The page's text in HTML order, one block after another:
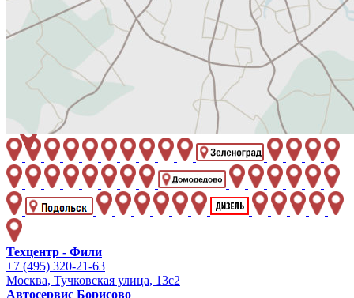
Техцентр - Фили
+7 (495) 320-21-63
Москва, Тучковская улица, 13с2
Автосервис Борисово